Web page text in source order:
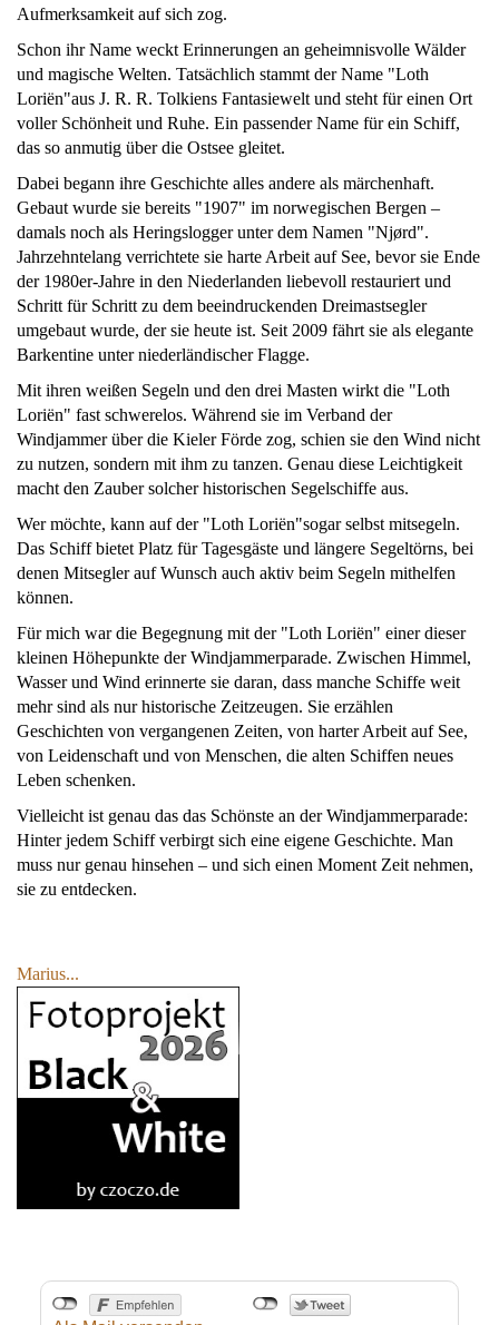
Aufmerksamkeit auf sich zog.
Schon ihr Name weckt Erinnerungen an geheimnisvolle Wälder
und magische Welten. Tatsächlich stammt der Name "Loth
Loriën"aus J. R. R. Tolkiens Fantasiewelt und steht für einen Ort
voller Schönheit und Ruhe. Ein passender Name für ein Schiff,
das so anmutig über die Ostsee gleitet.
Dabei begann ihre Geschichte alles andere als märchenhaft.
Gebaut wurde sie bereits "1907" im norwegischen Bergen –
damals noch als Heringslogger unter dem Namen "Njørd".
Jahrzehntelang verrichtete sie harte Arbeit auf See, bevor sie Ende
der 1980er-Jahre in den Niederlanden liebevoll restauriert und
Schritt für Schritt zu dem beeindruckenden Dreimastsegler
umgebaut wurde, der sie heute ist. Seit 2009 fährt sie als elegante
Barkentine unter niederländischer Flagge.
Mit ihren weißen Segeln und den drei Masten wirkt die "Loth
Loriën" fast schwerelos. Während sie im Verband der
Windjammer über die Kieler Förde zog, schien sie den Wind nicht
zu nutzen, sondern mit ihm zu tanzen. Genau diese Leichtigkeit
macht den Zauber solcher historischen Segelschiffe aus.
Wer möchte, kann auf der "Loth Loriën"sogar selbst mitsegeln.
Das Schiff bietet Platz für Tagesgäste und längere Segeltörns, bei
denen Mitsegler auf Wunsch auch aktiv beim Segeln mithelfen
können.
Für mich war die Begegnung mit der "Loth Loriën" einer dieser
kleinen Höhepunkte der Windjammerparade. Zwischen Himmel,
Wasser und Wind erinnerte sie daran, dass manche Schiffe weit
mehr sind als nur historische Zeitzeugen. Sie erzählen
Geschichten von vergangenen Zeiten, von harter Arbeit auf See,
von Leidenschaft und von Menschen, die alten Schiffen neues
Leben schenken.
Vielleicht ist genau das das Schönste an der Windjammerparade:
Hinter jedem Schiff verbirgt sich eine eigene Geschichte. Man
muss nur genau hinsehen – und sich einen Moment Zeit nehmen,
sie zu entdecken.
Marius...